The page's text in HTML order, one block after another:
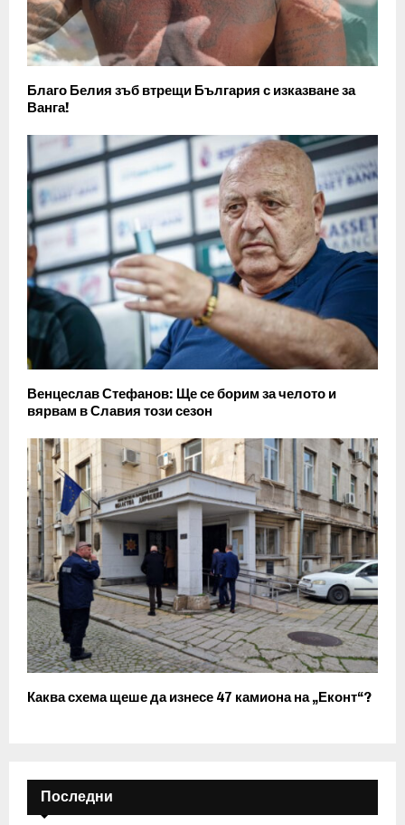
Благо Белия зъб втрещи България с изказване за
Ванга!
Венцеслав Стефанов: Ще се борим за челото и
вярвам в Славия този сезон
Каква схема щеше да изнесе 47 камиона на „Еконт“?
Последни